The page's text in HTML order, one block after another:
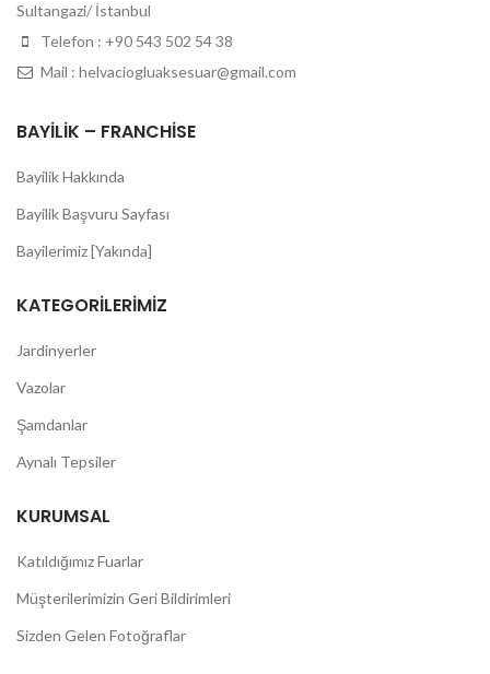
Sultangazi/ İstanbul
Telefon : +90 543 502 54 38
Mail : helvaciogluaksesuar@gmail.com
BAYILIK – FRANCHISE
Bayilik Hakkında
Bayilik Başvuru Sayfası
Bayilerimiz [Yakında]
KATEGORILERIMIZ
Jardinyerler
Vazolar
Şamdanlar
Aynalı Tepsiler
KURUMSAL
Katıldığımız Fuarlar
Müşterilerimizin Geri Bildirimleri
Sizden Gelen Fotoğraflar